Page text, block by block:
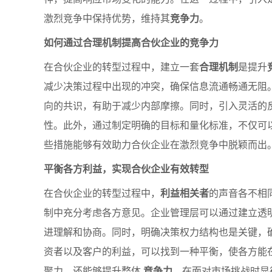
激烈竞争中保持优势，维持其竞争力。
如何通过合理机制提高合伙企业的竞争力
在合伙企业的转型过程中，建立一套合理机制是提升
减少决策过程中出现的冲突，确保信息流通畅通无阻
向的共识，有助于减少内部摩擦。同时，引入灵活
性。此外，通过制定明确的目标和量化标准，不仅
些措施能够有效助力合伙企业在激烈竞争中脱颖而出
平衡各方利益，实现合伙企业有效转型
在合伙企业的转型过程中， 利益相关者的声音各不相
制中充分考虑各方意见。企业管理层可以通过建立
进理解和协商。同时，明确决策权力结构也是关键
资者以及客户的利益，可以找到一种平衡，使各方